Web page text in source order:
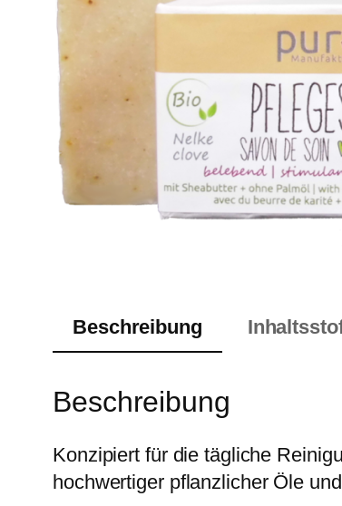
Beschreibung
Beschreibung
Konzipiert für die tägliche
hochwertiger pflanzlicher Öle